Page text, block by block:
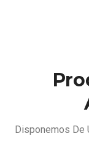
Disponemos De